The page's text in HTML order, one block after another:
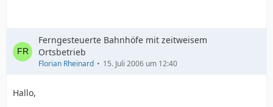
Ferngesteuerte Bahnhöfe mit zeitweisem
Ortsbetrieb
Florian Rheinard 15. Juli 2006 um 12:40
Hallo,